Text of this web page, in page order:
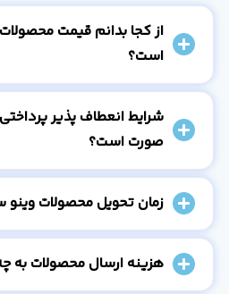
از کجا بدانم قیمت
است؟
شرایط انعطاف پذیر
صورت است؟
زمان تحویل محصولات
هزینه ارسال محصولات